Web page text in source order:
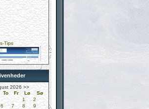
Tips
Dyreklinik
2026 >>
To Fr Lø
Sø
1
2
6 7 8
9